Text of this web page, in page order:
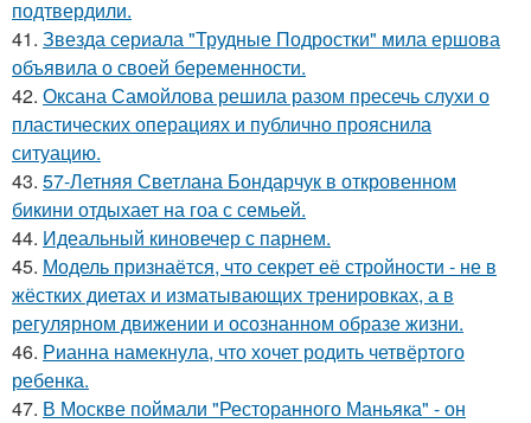
подтвердили.
41. Звезда сериала "Трудные Подростки" мила ершова
объявила о своей беременности.
42. Оксана Самойлова решила разом пресечь слухи о
пластических операциях и публично прояснила
ситуацию.
43. 57-Летняя Светлана Бондарчук в откровенном
бикини отдыхает на гоа с семьей.
44. Идеальный киновечер с парнем.
45. Модель признаётся, что секрет её стройности - не в
жёстких диетах и изматывающих тренировках, а в
регулярном движении и осознанном образе жизни.
46. Рианна намекнула, что хочет родить четвёртого
ребенка.
47. В Москве поймали "Ресторанного Маньяка" - он